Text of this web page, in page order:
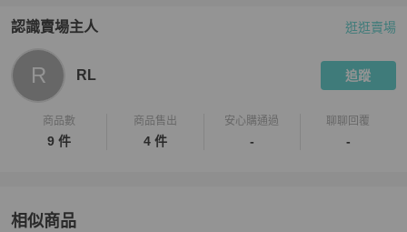
認識賣場主人
PopChill 拍拍圈嚴選賣家
逛逛賣場
R RL 追蹤
商品數
9 件
商品售出
4 件
安心購通過
-
聊聊回覆
-
相似商品